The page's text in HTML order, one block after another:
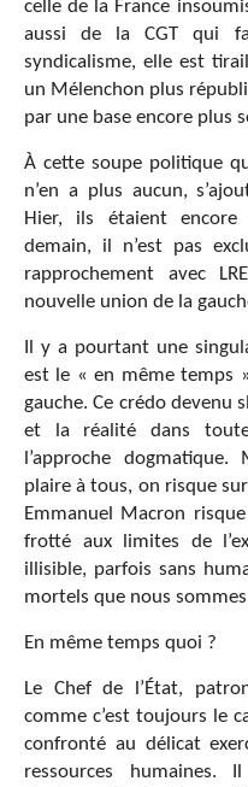
celle de la France
aussi de la CGT qui
syndicalisme, elle est
un Mélenchon plus
par une base encore plus
À cette soupe politique
n’en a plus aucun,
Hier, ils étaient
demain, il n’est pas
rapprochement avec
nouvelle union de la
Il y a pourtant une
est le « en même temps
gauche. Ce crédo devenu
et la réalité dans
l’approche
plaire à tous, on risque
Emmanuel Macron
frotté aux limites de
illisible, parfois sans
mortels que nous
En même temps quoi ?
Le Chef de l’État,
comme c’est toujours le
confronté au délicat
ressources